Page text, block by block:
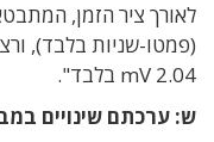
2.04 mV בלבד".
ש: ערכתם שינויים